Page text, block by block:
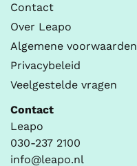
Contact
Over Leapo
Algemene voorwaarden
Privacybeleid
Veelgestelde vragen
Contact
Leapo
030-237 2100
info@leapo.nl